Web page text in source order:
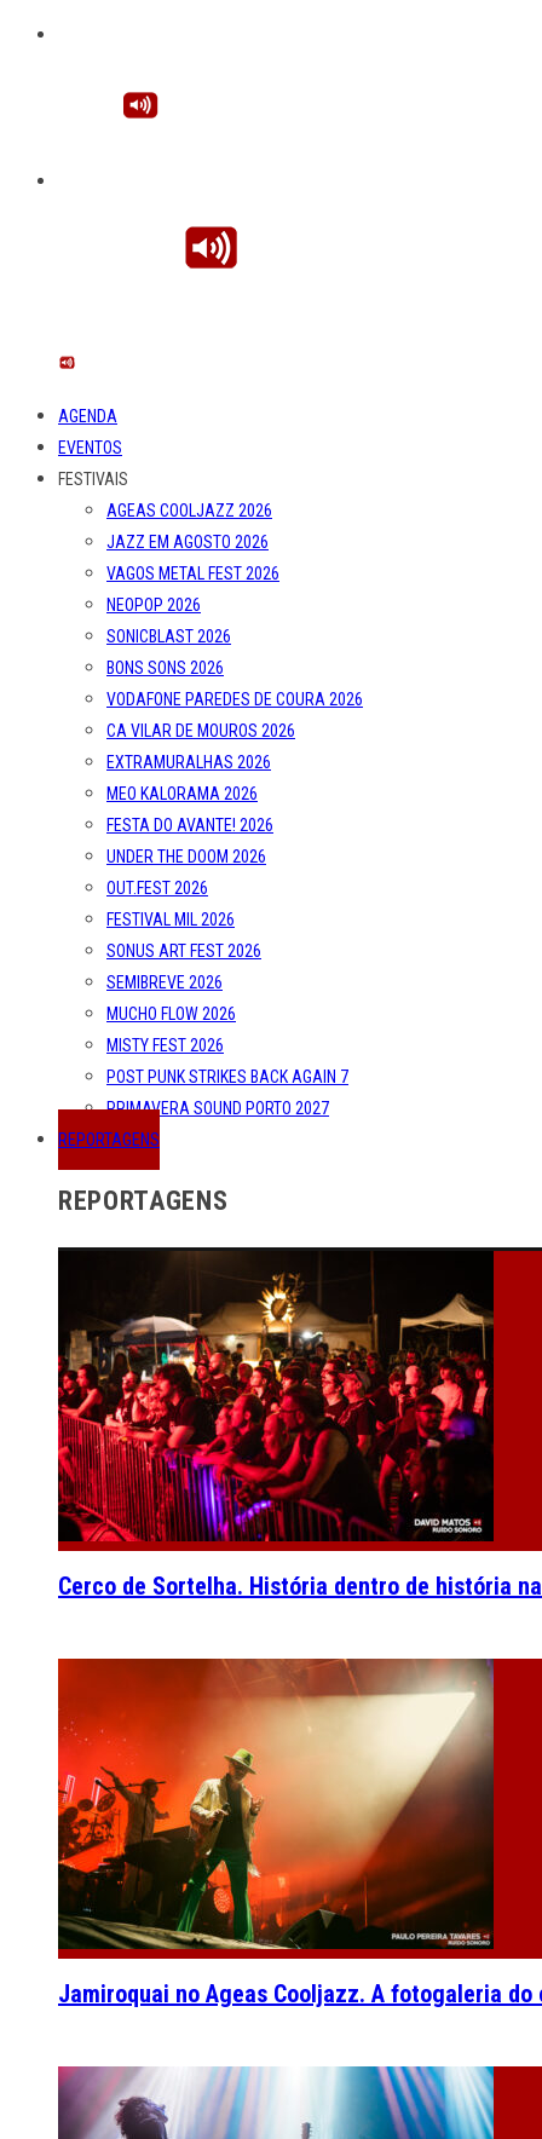
AGENDA
EVENTOS
FESTIVAIS
AGEAS COOLJAZZ 2026
JAZZ EM AGOSTO 2026
VAGOS METAL FEST 2026
NEOPOP 2026
SONICBLAST 2026
BONS SONS 2026
VODAFONE PAREDES DE COURA 2026
CA VILAR DE MOUROS 2026
EXTRAMURALHAS 2026
MEO KALORAMA 2026
FESTA DO AVANTE! 2026
UNDER THE DOOM 2026
OUT.FEST 2026
FESTIVAL MIL 2026
SONUS ART FEST 2026
SEMIBREVE 2026
MUCHO FLOW 2026
MISTY FEST 2026
POST PUNK STRIKES BACK AGAIN 7
PRIMAVERA SOUND PORTO 2027
REPORTAGENS
REPORTAGENS
Cerco de Sortelha. História dentro de história
Jamiroquai no Ageas Cooljazz. A fotogaleria do